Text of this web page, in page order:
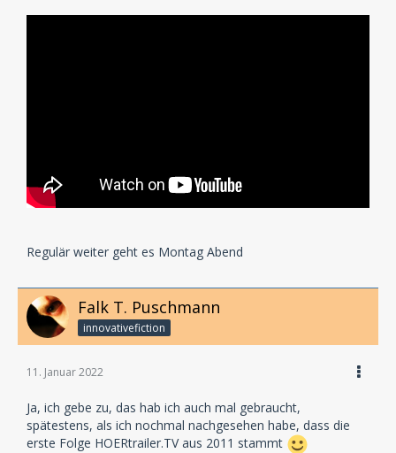
Regulär weiter geht es Montag Abend
Falk T. Puschmann
innovativefiction
11. Januar 2022
Ja, ich gebe zu, das hab ich auch mal gebraucht,
spätestens, als ich nochmal nachgesehen habe, dass die
erste Folge HOERtrailer.TV aus 2011 stammt